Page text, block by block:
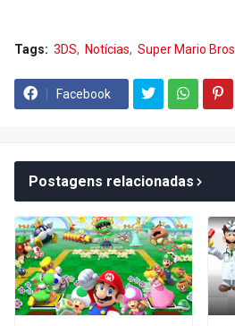
Tags: 3DS Notícias Super Mario Bros.
Facebook
Postagens relacionadas